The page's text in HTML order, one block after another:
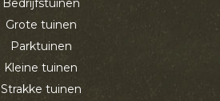
Grote tuinen
Parktuinen
Kleine tuinen
Strakke tuinen